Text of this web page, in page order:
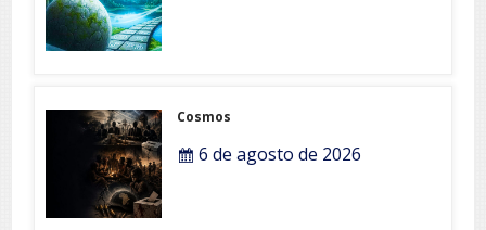
Cosmos
6 de agosto de 2026